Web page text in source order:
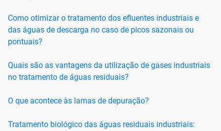
Como otimizar o tratamento dos efluentes industriais e
das águas de descarga no caso de picos sazonais ou
pontuais?
Quais são as vantagens da utilização de gases industriais
no tratamento de águas residuais?
O que acontece às lamas de depuração?
Tratamento biológico das águas residuais industriais: